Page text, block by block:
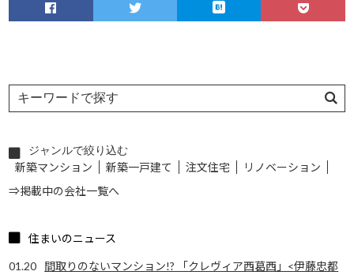
ジャンルで絞り込む
新築マンション 新築一戸建て 注文住宅
リノベーション
⇒掲載中の会社一覧へ
住まいのニュース
01.20
間取りのないマンション!? 「クレヴィア西葛西」<伊藤忠都